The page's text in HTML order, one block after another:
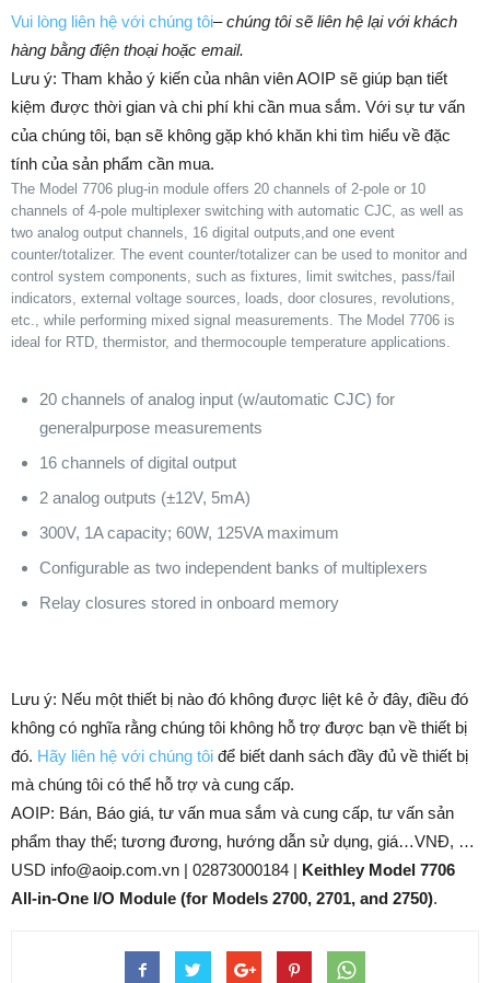
Vui lòng liên hệ với chúng tôi–chúng tôi sẽ liên hệ lại với khách
hàng bằng điện thoại hoặc email.
Lưu ý: Tham khảo ý kiến của nhân viên AOIP sẽ giúp bạn tiết
kiệm được thời gian và chi phí khi cần mua sắm. ​​Với sự tư vấn
của chúng tôi, bạn sẽ không gặp khó khăn khi tìm hiểu về đặc
tính của sản phẩm cần mua.
The Model 7706 plug-in module offers 20 channels of 2-pole or 10
channels of 4-pole multiplexer switching with automatic CJC, as well as
two analog output channels, 16 digital outputs,and one event
counter/totalizer. The event counter/totalizer can be used to monitor and
control system components, such as fixtures, limit switches, pass/fail
indicators, external voltage sources, loads, door closures, revolutions,
etc., while performing mixed signal measurements. The Model 7706 is
ideal for RTD, thermistor, and thermocouple temperature applications.
20 channels of analog input (w/automatic CJC) for
generalpurpose measurements
16 channels of digital output
2 analog outputs (±12V, 5mA)
300V, 1A capacity; 60W, 125VA maximum
Configurable as two independent banks of multiplexers
Relay closures stored in onboard memory
Lưu ý: Nếu một thiết bị nào đó không được liệt kê ở đây, điều đó
không có nghĩa rằng chúng tôi không hỗ trợ được bạn về thiết bị
đó. Hãy liên hệ với chúng tôi để biết danh sách đầy đủ về thiết bị
mà chúng tôi có thể hỗ trợ và cung cấp.
AOIP: Bán, Báo giá, tư vấn mua sắm và cung cấp, tư vấn sản
phẩm thay thế; tương đương, hướng dẫn sử dụng, giá…VNĐ, …
USD info@aoip.com.vn | 02873000184 | Keithley Model 7706
All-in-One I/O Module (for Models 2700, 2701, and 2750).